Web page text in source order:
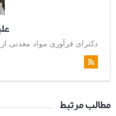
دکترای فرآوری مواد معدنی از
مطالب مرتبط